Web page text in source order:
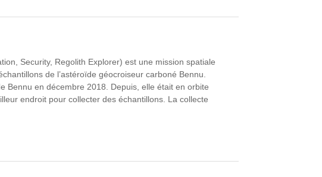
Security, Regolith Explorer) est une mission spatiale
de l’astéroïde géocroiseur carboné Bennu.
Bennu en décembre 2018. Depuis, elle était en orbite
endroit pour collecter des échantillons. La collecte